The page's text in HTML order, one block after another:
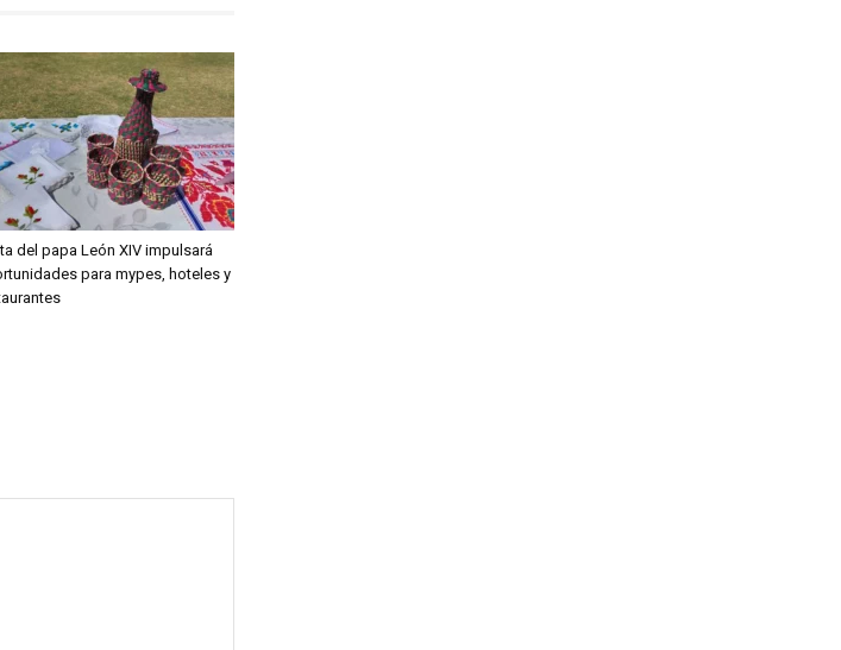
del papa León XIV impulsará
para mypes, hoteles y